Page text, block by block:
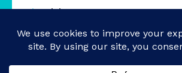
Rejoignez-nous
Politique de